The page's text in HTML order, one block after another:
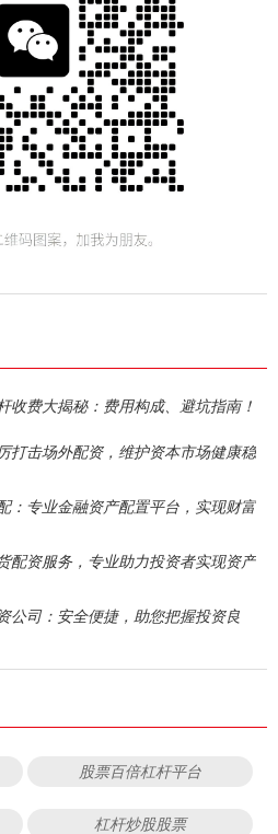
收费大揭秘：费用构成、避坑指南！
打击场外配资，维护资本市场健康稳
：专业金融资产配置平台，实现财富
配资服务，专业助力投资者实现资产
公司：安全便捷，助您把握投资良
股票百倍杠杆平台
杠杆炒股股票